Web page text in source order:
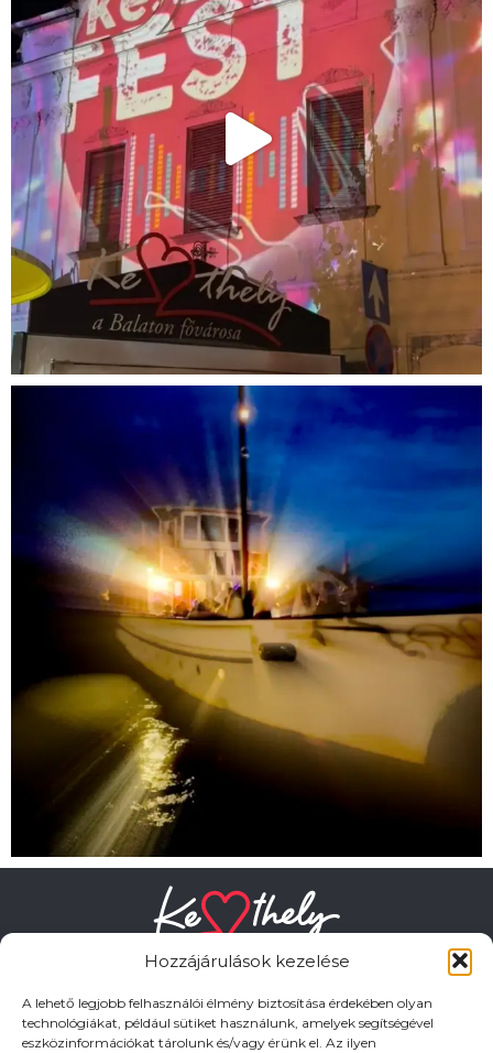
Hozzájárulások kezelése
A lehető legjobb felhasználói élmény biztosítása érdekében olyan
technológiákat, például sütiket használunk, amelyek segítségével
eszközinformációkat tárolunk és/vagy érünk el. Az ilyen